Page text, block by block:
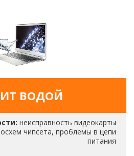
ВОДОЙ
неисправность видеокарты
чипсета, проблемы в цепи
питания